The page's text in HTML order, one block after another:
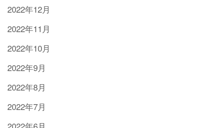
2022年12月
2022年11月
2022年10月
2022年9月
2022年8月
2022年7月
2022年6月